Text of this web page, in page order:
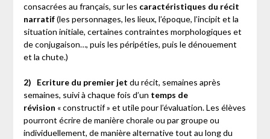
consacrées au français, sur les caractéristiques du récit
narratif(les personnages, les lieux, l’époque, l’incipit et la
situation initiale, certaines contraintes morphologiques et
de conjugaison…, puis les péripéties, puis le dénouement
et la chute.)
2) Ecriture du premier jet du récit, semaines après
semaines, suivi à chaque fois d’un temps de
révision « constructif » et utile pour l’évaluation. Les élèves
pourront écrire de manière chorale ou par groupe ou
individuellement, de manière alternative tout au long du